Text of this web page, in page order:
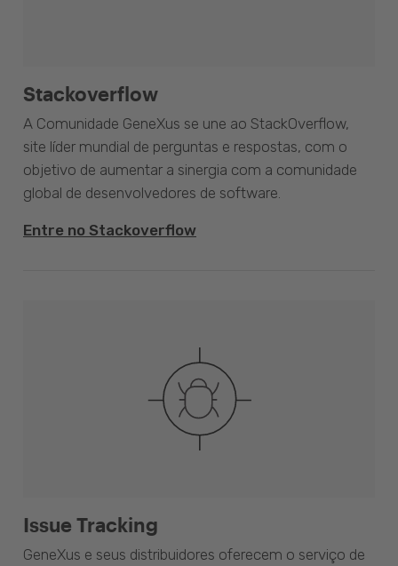
Stackoverflow
A Comunidade GeneXus se une ao StackOverflow,
site líder mundial de perguntas e respostas, com o
objetivo de aumentar a sinergia com a comunidade
global de desenvolvedores de software.
Entre no Stackoverflow
Issue Tracking
GeneXus e seus distribuidores oferecem o serviço de